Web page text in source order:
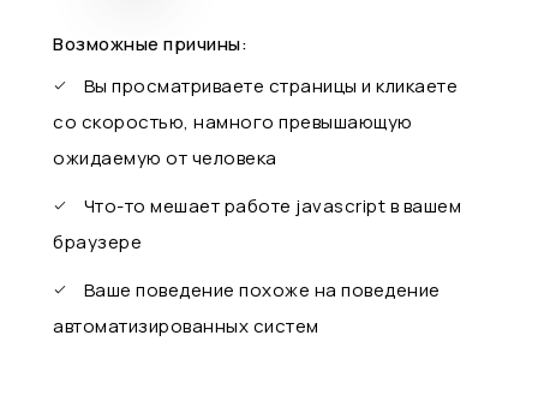
Возможные причины:
Вы просматриваете страницы и кликаете
со скоростью, намного превышающую
ожидаемую от человека
Что-то мешает работе javascript в вашем
браузере
Ваше поведение похоже на поведение
автоматизированных систем